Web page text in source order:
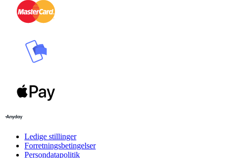
Ledige stillinger
Forretningsbetingelser
Persondatapolitik